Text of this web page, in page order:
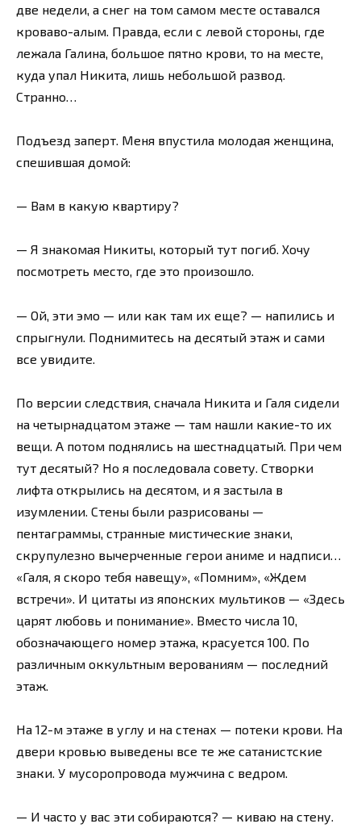
две недели, а снег на том самом месте оставался
кроваво-алым. Правда, если с левой стороны, где
лежала Галина, большое пятно крови, то на месте,
куда упал Никита, лишь небольшой развод.
Странно…
Подъезд заперт. Меня впустила молодая женщина,
спешившая домой:
— Вам в какую квартиру?
— Я знакомая Никиты, который тут погиб. Хочу
посмотреть место, где это произошло.
— Ой, эти эмо — или как там их еще? — напились и
спрыгнули. Поднимитесь на десятый этаж и сами
все увидите.
По версии следствия, сначала Никита и Галя сидели
на четырнадцатом этаже — там нашли какие-то их
вещи. А потом поднялись на шестнадцатый. При чем
тут десятый? Но я последовала совету. Створки
лифта открылись на десятом, и я застыла в
изумлении. Стены были разрисованы —
пентаграммы, странные мистические знаки,
скрупулезно вычерченные герои аниме и надписи…
«Галя, я скоро тебя навещу», «Помним», «Ждем
встречи». И цитаты из японских мультиков — «Здесь
царят любовь и понимание». Вместо числа 10,
обозначающего номер этажа, красуется 100. По
различным оккультным верованиям — последний
этаж.
На 12-м этаже в углу и на стенах — потеки крови. На
двери кровью выведены все те же сатанистские
знаки. У мусоропровода мужчина с ведром.
— И часто у вас эти собираются? — киваю на стену.